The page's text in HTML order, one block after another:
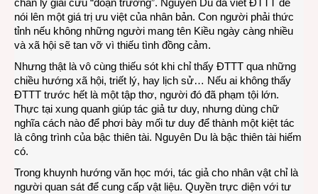
chân lý giải cứu “đoạn trường”. Nguyễn Du đã viết ĐTTT để
nói lên một giá trị ưu việt của nhân bản. Con người phải thức
tỉnh nếu không những người mang tên Kiều ngày càng nhiều
và xã hội sẽ tan vỡ vì thiếu tình đồng cảm.
Nhưng thật là vô cùng thiếu sót khi chỉ thấy ĐTTT qua những
chiều hướng xã hội, triết lý, hay lịch sử… Nếu ai không thấy
ĐTTT trước hết là một tập thơ, người đó đã phạm tội lớn.
Thực tại xung quanh giúp tác giả tư duy, nhưng dùng chữ
nghĩa cách nào để phơi bày mối tư duy để thành một kiệt tác
là công trình của bậc thiên tài. Nguyên Du là bậc thiên tài hiếm
có.
Trong khuynh hướng văn học mới, tác giả cho nhân vật chỉ là
người quan sát để cung cấp vật liệu. Quyền trực diện với tư